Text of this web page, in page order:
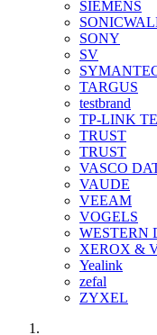
SIEMENS
SONY
SV
TARGUS
testbrand
TP-LINK
TRUST
TRUST
VASCO
VAUDE
VEEAM
VOGELS
WESTERN
XEROX &
Yealink
zefal
ZYXEL